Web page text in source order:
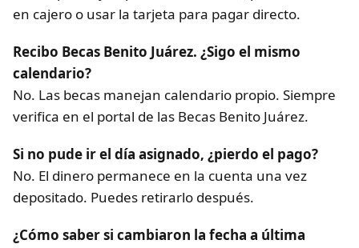
en cajero o usar la tarjeta para pagar directo.
Recibo Becas Benito Juárez. ¿Sigo el mismo
calendario?
No. Las becas manejan calendario propio. Siempre
verifica en el portal de las Becas Benito Juárez.
Si no pude ir el día asignado, ¿pierdo el pago?
No. El dinero permanece en la cuenta una vez
depositado. Puedes retirarlo después.
¿Cómo saber si cambiaron la fecha a última